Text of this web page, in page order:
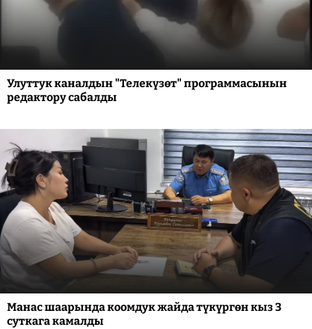
Улуттук каналдын "Телекүзөт" программасынын
редактору сабалды
Манас шаарында коомдук жайда түкүргөн кыз 3
суткага камалды